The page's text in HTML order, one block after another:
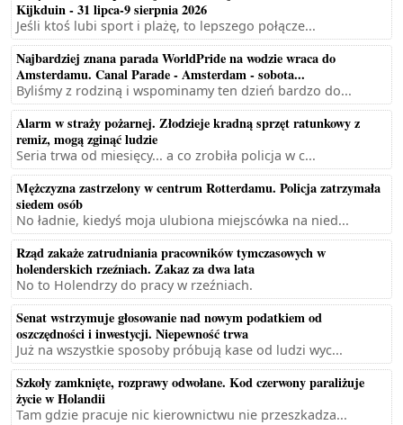
Kijkduin - 31 lipca-9 sierpnia 2026
Jeśli ktoś lubi sport i plażę, to lepszego połącze...
Najbardziej znana parada WorldPride na wodzie wraca do
Amsterdamu. Canal Parade - Amsterdam - sobota...
Byliśmy z rodziną i wspominamy ten dzień bardzo do...
Alarm w straży pożarnej. Złodzieje kradną sprzęt ratunkowy z
remiz, mogą zginąć ludzie
Seria trwa od miesięcy... a co zrobiła policja w c...
Mężczyzna zastrzelony w centrum Rotterdamu. Policja zatrzymała
siedem osób
No ładnie, kiedyś moja ulubiona miejscówka na nied...
Rząd zakaże zatrudniania pracowników tymczasowych w
holenderskich rzeźniach. Zakaz za dwa lata
No to Holendrzy do pracy w rzeźniach.
Senat wstrzymuje głosowanie nad nowym podatkiem od
oszczędności i inwestycji. Niepewność trwa
Już na wszystkie sposoby próbują kase od ludzi wyc...
Szkoły zamknięte, rozprawy odwołane. Kod czerwony paraliżuje
życie w Holandii
Tam gdzie pracuje nic kierownictwu nie przeszkadza...